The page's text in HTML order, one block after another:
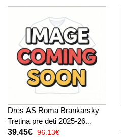
Dres AS Roma Brankarsky
Tretina pre deti 2025-26
Krátky Rukáv (+ trenírky)
39.45€ 96.13€